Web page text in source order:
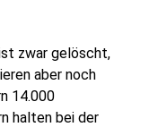
zwar gelöscht,
aber noch
14.000
halten bei der